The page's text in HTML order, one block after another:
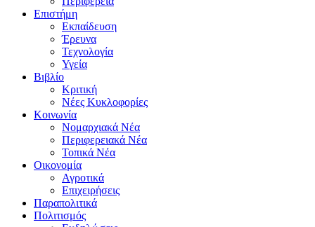
Επιστήμη
Εκπαίδευση
Έρευνα
Τεχνολογία
Υγεία
Βιβλίο
Κριτική
Νέες Κυκλοφορίες
Κοινωνία
Νομαρχιακά Νέα
Περιφερειακά Νέα
Τοπικά Νέα
Οικονομία
Αγροτικά
Επιχειρήσεις
Παραπολιτικά
Πολιτισμός